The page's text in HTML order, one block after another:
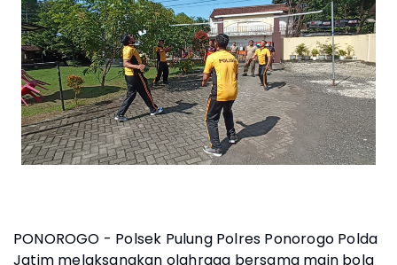
PONOROGO - Polsek Pulung Polres Ponorogo Polda
Jatim melaksanakan olahraga bersama main bola